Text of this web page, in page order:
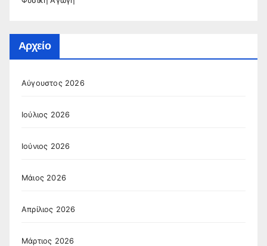
Αρχείο
Αύγουστος 2026
Ιούλιος 2026
Ιούνιος 2026
Μάιος 2026
Απρίλιος 2026
Μάρτιος 2026